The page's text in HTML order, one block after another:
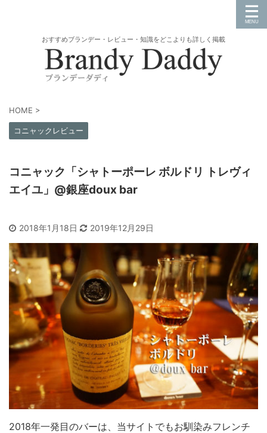
おすすめブランデー・レビュー・知識をどこよりも詳しく掲載
HOME >
コニャックレビュー
コニャック「シャトーポーレ ボルドリ トレヴィ
エイユ」@銀座doux bar
2018年1月18日 2019年12月29日
2018年一発目のバーは、当サイトでもお馴染みフレンチ